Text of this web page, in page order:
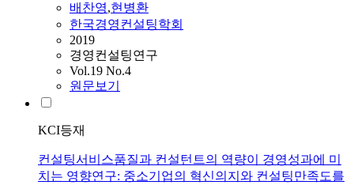
배찬영,현병환
한국경영컨설팅학회
2019
경영컨설팅연구
Vol.19 No.4
원문보기
KCI등재
컨설팅서비스품질과 컨설턴트의 역량이 경영성과에 미
치는 영향연구: 중소기업의 혁신의지와 컨설팅만족도를